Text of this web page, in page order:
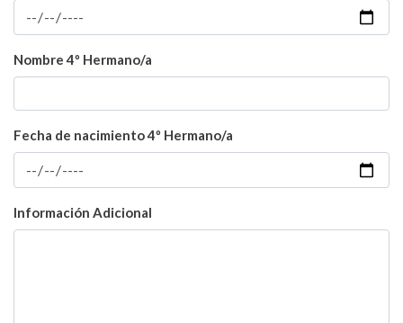
Nombre 4º Hermano/a
Fecha de nacimiento 4º Hermano/a
Información Adicional